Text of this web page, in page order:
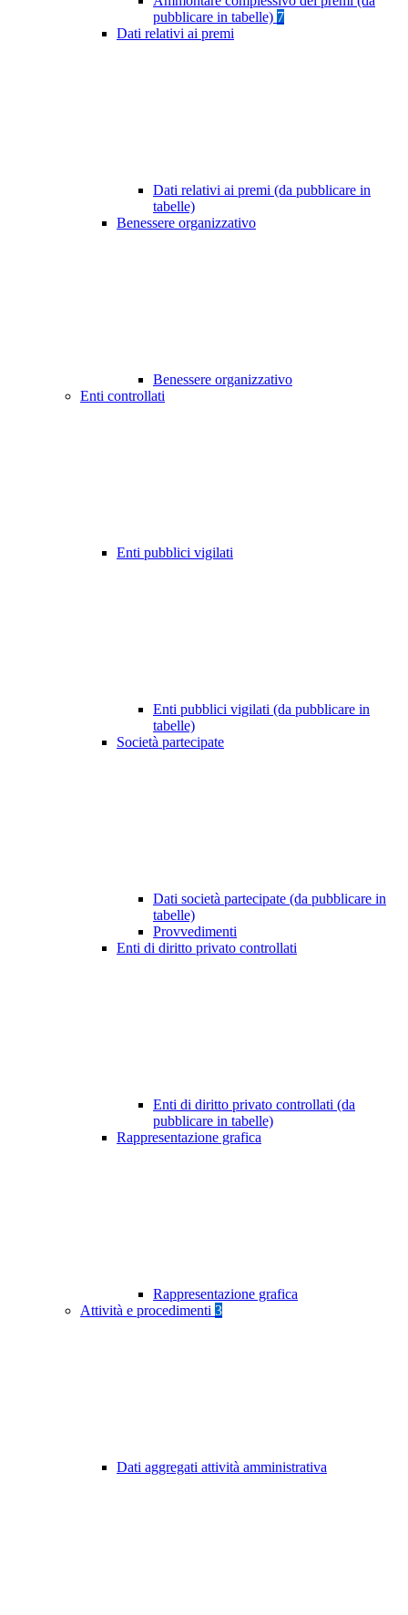
pubblicare in tabelle) 7
Dati relativi ai premi
Dati relativi ai premi (da pubblicare in
tabelle)
Benessere organizzativo
Benessere organizzativo
Enti controllati
Enti pubblici vigilati
Enti pubblici vigilati (da pubblicare in
tabelle)
Società partecipate
Dati società partecipate (da pubblicare in
tabelle)
Provvedimenti
Enti di diritto privato controllati
Enti di diritto privato controllati (da
pubblicare in tabelle)
Rappresentazione grafica
Rappresentazione grafica
Attività e procedimenti 3
Dati aggregati attività amministrativa